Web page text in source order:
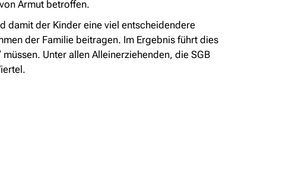
Armut betroffen.
damit der Kinder eine viel entscheidendere
der Familie beitragen. Im Ergebnis führt dies
Unter allen Alleinerziehenden, die SGB